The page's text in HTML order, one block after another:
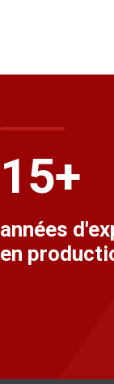
15+
années
en